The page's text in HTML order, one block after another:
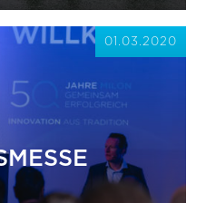
01.03.2020